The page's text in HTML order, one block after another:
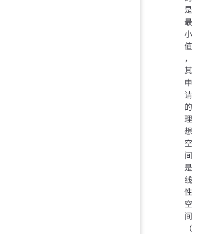
是
最
小
值
，
其
申
请
的
理
想
空
间
是
线
性
空
间
（